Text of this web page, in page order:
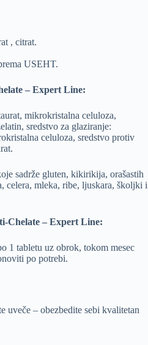
, citrat.
USEHT.
– Expert Line:
mikrokristalna celuloza,
sredstvo za glaziranje:
celuloza, sredstvo protiv
sadrže gluten, kikirikija, orašastih
celera, mleka, ribe, ljuskara, školjki i
Chelate – Expert Line:
1 tabletu uz obrok, tokom mesec
po potrebi.
uveče – obezbedite sebi kvalitetan